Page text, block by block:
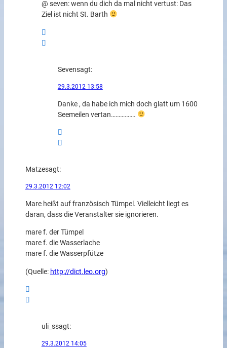
@ seven: wenn du dich da mal nicht vertust: Das
Ziel ist nicht St. Barth
Sevensagt:
29.3.2012 13:58
Danke , da habe ich mich doch glatt um 1600
Seemeilen vertan…………….
Matzesagt:
29.3.2012 12:02
Mare heißt auf französisch Tümpel. Vielleicht liegt es
daran, dass die Veranstalter sie ignorieren.
mare f. der Tümpel
mare f. die Wasserlache
mare f. die Wasserpfütze
(Quelle: http://dict.leo.org)
uli_ssagt:
29.3.2012 14:05